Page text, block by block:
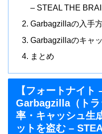
– STEAL THE
Garbagzillaの入手
Garbagzillaのキャ
まとめ
【フォートナイト
Garbagzilla（トラ
率・キャッシュ生
ットを盗む –